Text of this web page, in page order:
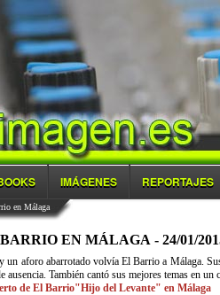
IMÁGENES REPORTAJES
en Málaga
EN MÁLAGA - 24/01/
un aforo abarrotado volvía El Barrio a Málaga.
ausencia. También cantó sus mejores temas en
de El Barrio"Hijo del Levante" en Málaga